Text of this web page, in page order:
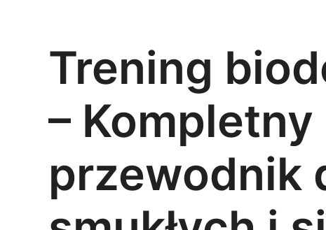
Trening
– Kompletny
przewodnik